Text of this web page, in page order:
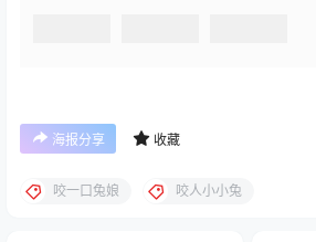
海报分享 收藏
咬一口兔娘 咬人小小兔